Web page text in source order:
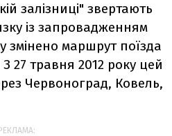
залізниці" звертають
із запровадженням
маршрут поїзда
27 травня 2012 року цей
Червоноград, Ковель,
РЕКЛАМА: